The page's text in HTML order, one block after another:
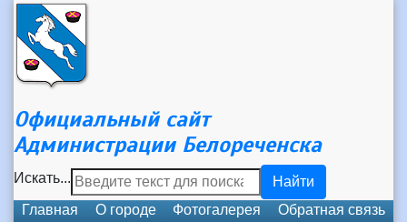
Официальный сайт
Администрации Белореченска
Искать...
Найти
Главная
О городе Фотогалерея
Обратная связь